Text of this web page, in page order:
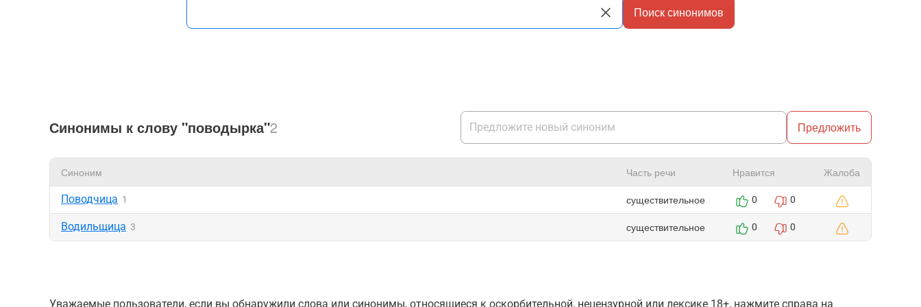
Поиск синонимов
Синонимы к слову "поводырка"2 Предложить
Синоним Часть речи Нравится Жалоба
Поводчица 1 существительное 0 0
Водильщица 3 существительное 0 0
Уважаемые пользователи, если вы обнаружили слова или синонимы, относящиеся к оскорбительной, нецензурной или лексике 18+, нажмите справа на